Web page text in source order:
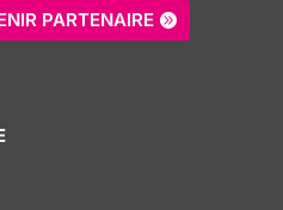
PARTENAIRE